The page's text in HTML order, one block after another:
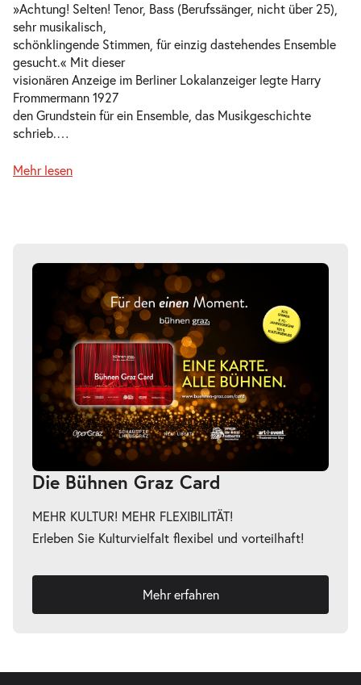
»Achtung! Selten! Tenor, Bass (Berufssänger, nicht über 25),
sehr musikalisch,
schönklingende Stimmen, für einzig dastehendes Ensemble
gesucht.« Mit dieser
visionären Anzeige im Berliner Lokalanzeiger legte Harry
Frommermann 1927
den Grundstein für ein Ensemble, das Musikgeschichte
schrieb.…
Mehr lesen
Die Bühnen Graz Card
MEHR KULTUR! MEHR FLEXIBILITÄT!
Erleben Sie Kulturvielfalt flexibel und vorteilhaft!
Mehr erfahren